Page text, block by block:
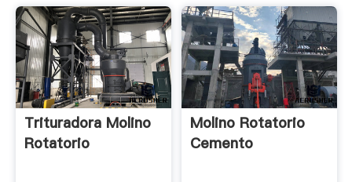
Trituradora Molino
Rotatorio
Molino Rotatorio
Cemento